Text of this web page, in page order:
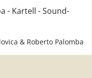
- Kartell - Sound-
& Roberto Palomba